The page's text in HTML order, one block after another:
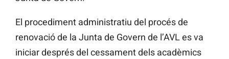
El procediment administratiu del procés de
renovació de la Junta de Govern de l’AVL es va
iniciar després del cessament dels acadèmics